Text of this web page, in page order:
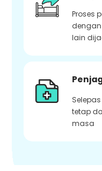
Proses
lain
tetap
masa